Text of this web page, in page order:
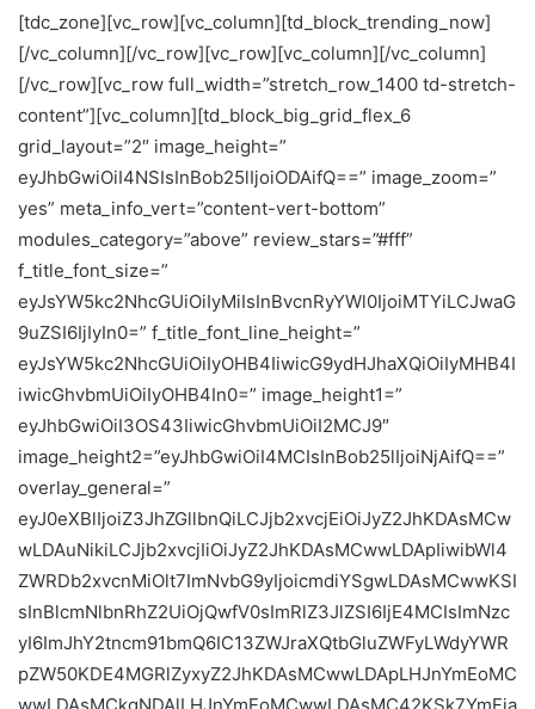
[tdc_zone][vc_row][vc_column][td_block_trending_now]
[/vc_column][/vc_row][vc_row][vc_column][/vc_column]
[/vc_row][vc_row full_width=”stretch_row_1400 td-stretch-
content”][vc_column][td_block_big_grid_flex_6
grid_layout=”2″ image_height=”
eyJhbGwiOiI4NSIsInBob25lIjoiODAifQ==” image_zoom=”
yes” meta_info_vert=”content-vert-bottom”
modules_category=”above” review_stars=”#fff”
f_title_font_size=”
eyJsYW5kc2NhcGUiOiIyMiIsInBvcnRyYWl0IjoiMTYiLCJwaG
9uZSI6IjIyIn0=” f_title_font_line_height=”
eyJsYW5kc2NhcGUiOiIyOHB4IiwicG9ydHJhaXQiOiIyMHB4I
iwicGhvbmUiOiIyOHB4In0=” image_height1=”
eyJhbGwiOiI3OS43IiwicGhvbmUiOiI2MCJ9″
image_height2=”eyJhbGwiOiI4MCIsInBob25lIjoiNjAifQ==”
overlay_general=”
eyJ0eXBlIjoiZ3JhZGllbnQiLCJjb2xvcjEiOiJyZ2JhKDAsMCw
wLDAuNikiLCJjb2xvcjIiOiJyZ2JhKDAsMCwwLDApIiwibWl4
ZWRDb2xvcnMiOlt7ImNvbG9yIjoicmdiYSgwLDAsMCwwKSI
sInBlcmNlbnRhZ2UiOjQwfV0sImRlZ3JlZSI6IjE4MCIsImNzc
yI6ImJhY2tncm91bmQ6IC13ZWJraXQtbGluZWFyLWdyYWR
pZW50KDE4MGRlZyxyZ2JhKDAsMCwwLDApLHJnYmEoMC